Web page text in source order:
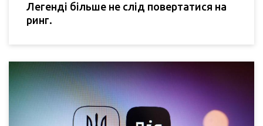
Легенді більше не слід повертатися на
ринг.